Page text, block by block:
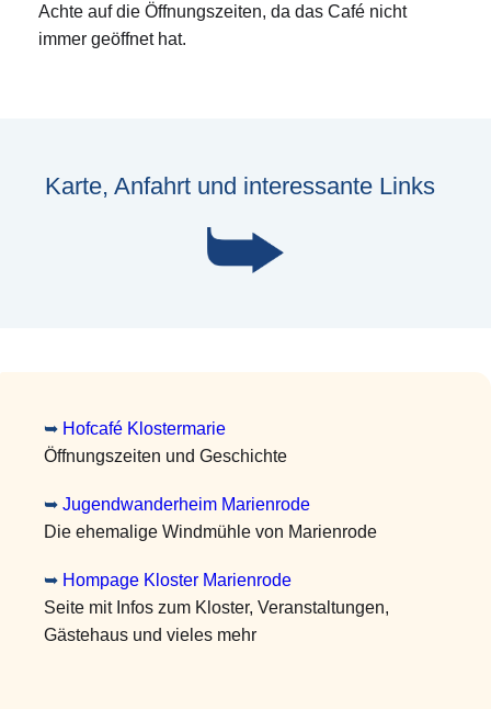
Achte auf die Öffnungszeiten, da das Café nicht
immer geöffnet hat.
Karte, Anfahrt und interessante Links
➥ Hofcafé Klostermarie
Öffnungszeiten und Geschichte
➥ Jugendwanderheim Marienrode
Die ehemalige Windmühle von Marienrode
➥ Hompage Kloster Marienrode
Seite mit Infos zum Kloster, Veranstaltungen,
Gästehaus und vieles mehr